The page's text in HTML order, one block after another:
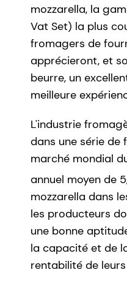
mozzarella, la
Vat Set) la plus
fromagers de
apprécieront, et
beurre, un
meilleure
L'industrie
dans une série de
marché mondial
annuel moyen de
mozzarella dans
les producteurs
une bonne
la capacité et de
rentabilité de